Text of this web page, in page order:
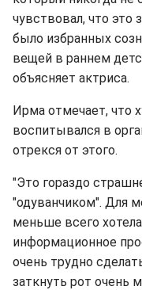
чувствовал, что это
было избранных
вещей в раннем
объясняет актриса.
Ирма отмечает, что
воспитывался в
отрекся от этого.
"Это гораздо
"одуванчиком". Для
меньше всего
информационное
очень трудно
заткнуть рот очень